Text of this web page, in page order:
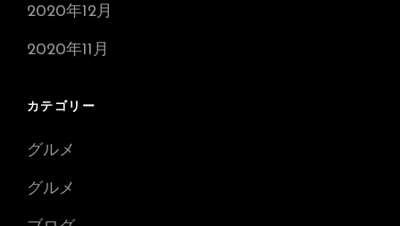
2020年12月
2020年11月
カテゴリー
グルメ
グルメ